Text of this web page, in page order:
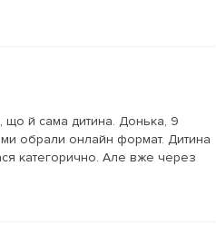
що й сама дитина. Донька, 9
ми обрали онлайн формат. Дитина
категорично. Але вже через